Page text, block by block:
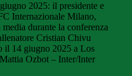
2025: il presidente e
Internazionale Milano,
durante la conferenza
Cristian Chivu
il 14 giugno 2025 a Los
Ozbot – Inter/Inter